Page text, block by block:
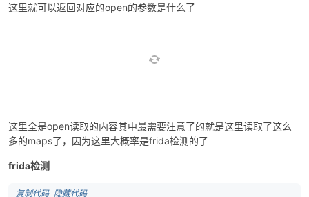
这里就可以返回对应的open的参数是什么了